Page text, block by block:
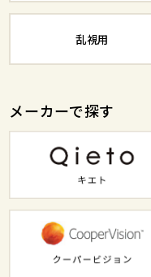
乱視用
メーカーで探す